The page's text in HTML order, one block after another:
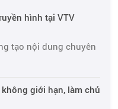
hình tại VTV
tạo nội dung chuyên
giới hạn, làm chủ